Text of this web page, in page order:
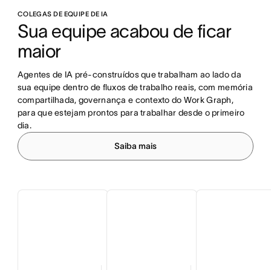
COLEGAS DE EQUIPE DE IA
Sua equipe acabou de ficar
maior
Agentes de IA pré-construídos que trabalham ao lado da
sua equipe dentro de fluxos de trabalho reais, com memória
compartilhada, governança e contexto do Work Graph,
para que estejam prontos para trabalhar desde o primeiro
dia.
Saiba mais